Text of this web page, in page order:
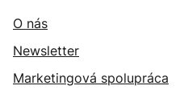
O nás
Newsletter
Marketingová spolupráca